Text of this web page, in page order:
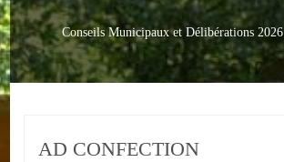
Voter
Bientôt 16 ans
Urbanisme
Conseils Municipaux et Délibérations 2026
AD CONFECTION